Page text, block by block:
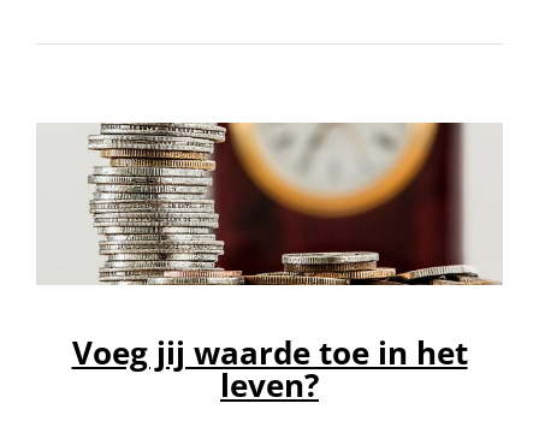
Voeg jij waarde toe in het
leven?